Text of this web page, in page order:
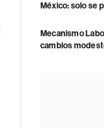
México: solo se
Mecanismo
cambios